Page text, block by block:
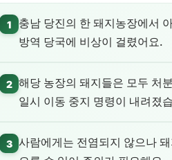
1
충남 당진의 한 돼지농장에서
방역 당국에 비상이 걸렸어요.
2 해당 농장의 돼지들은 모두 처
일시 이동 중지 명령이 내려졌
3 사람에게는 전염되지 않으나